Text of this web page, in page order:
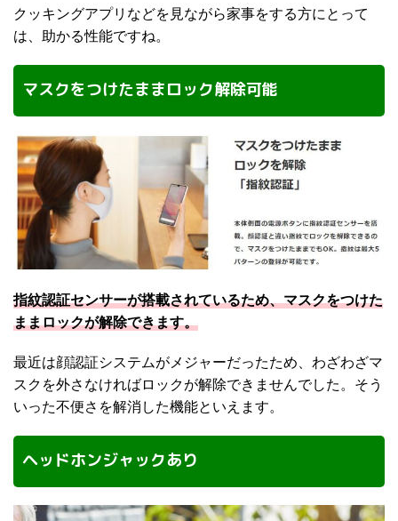
クッキングアプリなどを見ながら家事をする方にとって
は、助かる性能ですね。
マスクをつけたままロック解除可能
指紋認証センサーが搭載されているため、マスクをつけた
ままロックが解除できます。
最近は顔認証システムがメジャーだったため、わざわざマ
スクを外さなければロックが解除できませんでした。そう
いった不便さを解消した機能といえます。
ヘッドホンジャックあり